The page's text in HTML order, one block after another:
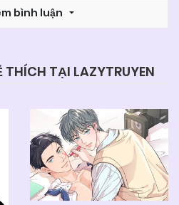
bình luận
THÍCH TẠI LAZYTRUYEN